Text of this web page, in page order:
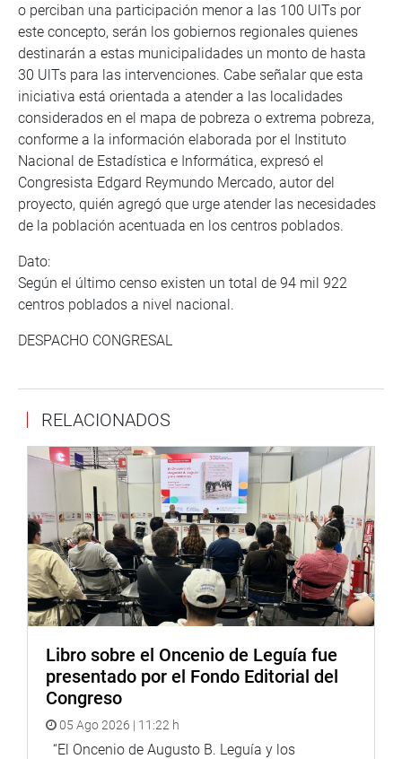
o perciban una participación menor a las 100 UlTs por
este concepto, serán los gobiernos regionales quienes
destinarán a estas municipalidades un monto de hasta
30 UlTs para las intervenciones. Cabe señalar que esta
iniciativa está orientada a atender a las localidades
considerados en el mapa de pobreza o extrema pobreza,
conforme a la información elaborada por el Instituto
Nacional de Estadística e Informática, expresó el
Congresista Edgard Reymundo Mercado, autor del
proyecto, quién agregó que urge atender las necesidades
de la población acentuada en los centros poblados.
Dato:
Según el último censo existen un total de 94 mil 922
centros poblados a nivel nacional.
DESPACHO CONGRESAL
RELACIONADOS
Libro sobre el Oncenio de Leguía fue
presentado por el Fondo Editorial del
Congreso
05 Ago 2026 | 11:22 h
“El Oncenio de Augusto B. Leguía y los